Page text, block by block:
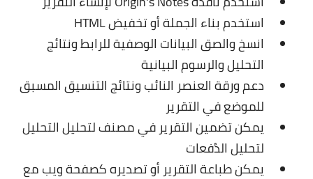
استخدم بناء الجملة أو تخفيض HTML
انسخ والصق البيانات الوصفية للرابط ونتائج
التحليل والرسوم البيانية
دعم ورقة العنصر النائب ونتائج التنسيق المسبق
للموضع في التقرير
يمكن تضمين التقرير في مصنف لتحليل التحليل
لتحليل الدُفعات
يمكن طباعة التقرير أو تصديره كصفحة ويب مع